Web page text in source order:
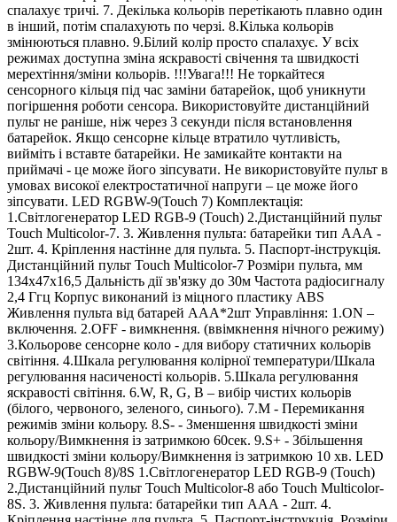
спалахує тричі. 7. Декілька кольорів перетікають плавно один
в інший, потім спалахують по черзі. 8.Кілька кольорів
змінюються плавно. 9.Білий колір просто спалахує. У всіх
режимах доступна зміна яскравості свічення та швидкості
мерехтіння/зміни кольорів. !!!Увага!!! Не торкайтеся
сенсорного кільця під час заміни батарейок, щоб уникнути
погіршення роботи сенсора. Використовуйте дистанційний
пульт не раніше, ніж через 3 секунди після встановлення
батарейок. Якщо сенсорне кільце втратило чутливість,
вийміть і вставте батарейки. Не замикайте контакти на
приймачі - це може його зіпсувати. Не використовуйте пульт в
умовах високої електростатичної напруги – це може його
зіпсувати. LED RGBW-9(Touch 7) Комплектація:
1.Світлогенератор LED RGB-9 (Touch) 2.Дистанційний пульт
Touch Multicolor-7. 3. Живлення пульта: батарейки тип ААА -
2шт. 4. Кріплення настінне для пульта. 5. Паспорт-інструкція.
Дистанційний пульт Touch Multicolor-7 Розміри пульта, мм
134х47х16,5 Дальність дії зв'язку до 30м Частота радіосигналу
2,4 Ггц Корпус виконаний із міцного пластику АВS
Живлення пульта від батарей ААА*2шт Управління: 1.ON –
включення. 2.OFF - вимкнення. (ввімкнення нічного режиму)
3.Кольорове сенсорне коло - для вибору статичних кольорів
світіння. 4.Шкала регулювання колірної температури/Шкала
регулювання насиченості кольорів. 5.Шкала регулювання
яскравості світіння. 6.W, R, G, B – вибір чистих кольорів
(білого, червоного, зеленого, синього). 7.М - Перемикання
режимів зміни кольору. 8.S- - Зменшення швидкості зміни
кольору/Вимкнення із затримкою 60сек. 9.S+ - Збільшення
швидкості зміни кольору/Вимкнення із затримкою 10 хв. LED
RGBW-9(Touch 8)/8S 1.Світлогенератор LED RGB-9 (Touch)
2.Дистанційний пульт Touch Multicolor-8 або Touch Multicolor-
8S. 3. Живлення пульта: батарейки тип ААА - 2шт. 4.